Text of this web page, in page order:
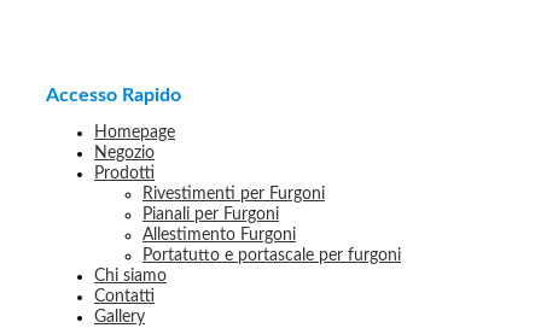
Accesso Rapido
Homepage
Negozio
Prodotti
Rivestimenti per Furgoni
Pianali per Furgoni
Allestimento Furgoni
Portatutto e portascale per furgoni
Chi siamo
Contatti
Gallery